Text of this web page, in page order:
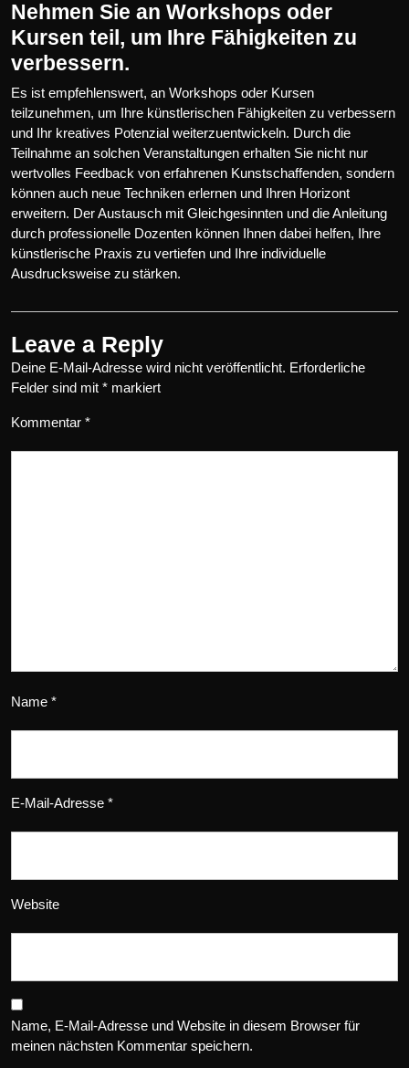
Nehmen Sie an Workshops oder
Kursen teil, um Ihre Fähigkeiten zu
verbessern.
Es ist empfehlenswert, an Workshops oder Kursen
teilzunehmen, um Ihre künstlerischen Fähigkeiten zu verbessern
und Ihr kreatives Potenzial weiterzuentwickeln. Durch die
Teilnahme an solchen Veranstaltungen erhalten Sie nicht nur
wertvolles Feedback von erfahrenen Kunstschaffenden, sondern
können auch neue Techniken erlernen und Ihren Horizont
erweitern. Der Austausch mit Gleichgesinnten und die Anleitung
durch professionelle Dozenten können Ihnen dabei helfen, Ihre
künstlerische Praxis zu vertiefen und Ihre individuelle
Ausdrucksweise zu stärken.
Leave a Reply
Deine E-Mail-Adresse wird nicht veröffentlicht. Erforderliche
Felder sind mit * markiert
Kommentar *
Name *
E-Mail-Adresse *
Website
Name, E-Mail-Adresse und Website in diesem Browser für
meinen nächsten Kommentar speichern.